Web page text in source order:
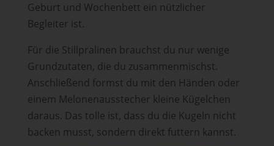
Geburt und Wochenbett ein nützlicher
Begleiter ist.
Für die Stillpralinen brauchst du nur wenige
Grundzutaten, die du zusammenmischst.
Anschließend formst du mit den Händen oder
einem Melonenausstecher kleine Kügelchen
daraus. Das tolle ist, dass du die Kugeln nicht
backen musst, sondern direkt futtern kannst.